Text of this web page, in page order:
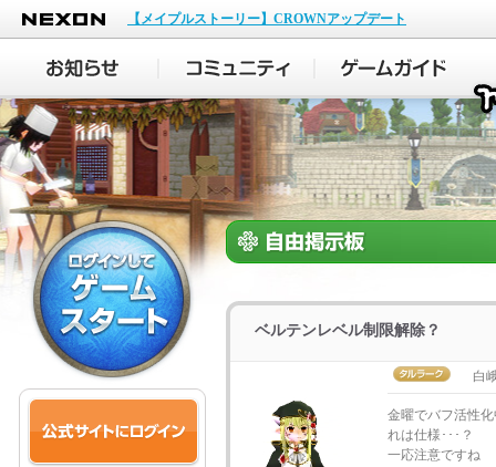
NEXON
【メイプルストーリー】CROWNアップデート
ベルテンレベル制限解除？
白
金曜でバフ活性
れは仕様･･･？
一応注意ですね